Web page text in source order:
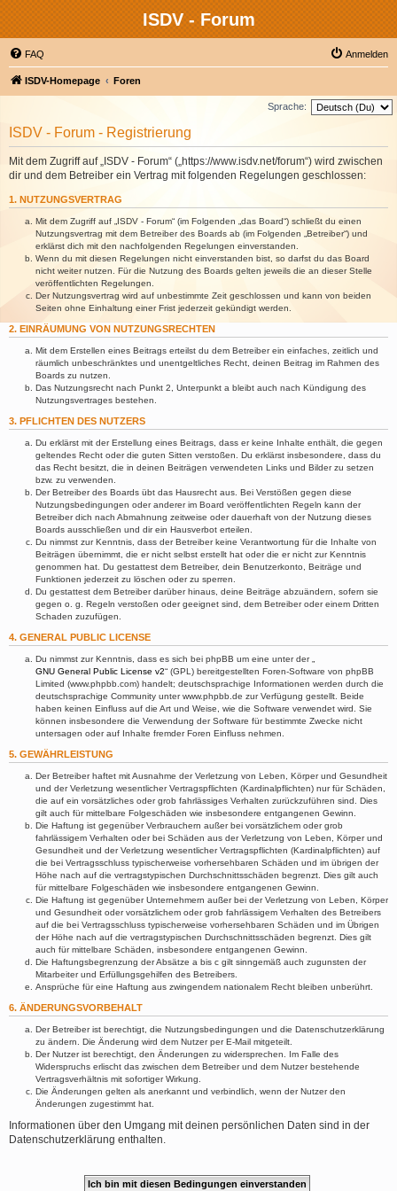
ISDV - Forum
FAQ Anmelden
ISDV-Homepage Foren
Sprache:
ISDV - Forum - Registrierung
Mit dem Zugriff auf „ISDV - Forum“ („https://www.isdv.net/forum“) wird zwischen
dir und dem Betreiber ein Vertrag mit folgenden Regelungen geschlossen:
1. NUTZUNGSVERTRAG
Mit dem Zugriff auf „ISDV - Forum“ (im Folgenden „das Board“) schließt du einen
Nutzungsvertrag mit dem Betreiber des Boards ab (im Folgenden „Betreiber“) und
erklärst dich mit den nachfolgenden Regelungen einverstanden.
Wenn du mit diesen Regelungen nicht einverstanden bist, so darfst du das Board
nicht weiter nutzen. Für die Nutzung des Boards gelten jeweils die an dieser Stelle
veröffentlichten Regelungen.
Der Nutzungsvertrag wird auf unbestimmte Zeit geschlossen und kann von beiden
Seiten ohne Einhaltung einer Frist jederzeit gekündigt werden.
2. EINRÄUMUNG VON NUTZUNGSRECHTEN
Mit dem Erstellen eines Beitrags erteilst du dem Betreiber ein einfaches, zeitlich und
räumlich unbeschränktes und unentgeltliches Recht, deinen Beitrag im Rahmen des
Boards zu nutzen.
Das Nutzungsrecht nach Punkt 2, Unterpunkt a bleibt auch nach Kündigung des
Nutzungsvertrages bestehen.
3. PFLICHTEN DES NUTZERS
Du erklärst mit der Erstellung eines Beitrags, dass er keine Inhalte enthält, die gegen
geltendes Recht oder die guten Sitten verstoßen. Du erklärst insbesondere, dass du
das Recht besitzt, die in deinen Beiträgen verwendeten Links und Bilder zu setzen
bzw. zu verwenden.
Der Betreiber des Boards übt das Hausrecht aus. Bei Verstößen gegen diese
Nutzungsbedingungen oder anderer im Board veröffentlichten Regeln kann der
Betreiber dich nach Abmahnung zeitweise oder dauerhaft von der Nutzung dieses
Boards ausschließen und dir ein Hausverbot erteilen.
Du nimmst zur Kenntnis, dass der Betreiber keine Verantwortung für die Inhalte von
Beiträgen übernimmt, die er nicht selbst erstellt hat oder die er nicht zur Kenntnis
genommen hat. Du gestattest dem Betreiber, dein Benutzerkonto, Beiträge und
Funktionen jederzeit zu löschen oder zu sperren.
Du gestattest dem Betreiber darüber hinaus, deine Beiträge abzuändern, sofern sie
gegen o. g. Regeln verstoßen oder geeignet sind, dem Betreiber oder einem Dritten
Schaden zuzufügen.
4. GENERAL PUBLIC LICENSE
Du nimmst zur Kenntnis, dass es sich bei phpBB um eine unter der „
GNU General Public License v2“ (GPL) bereitgestellten Foren-Software von phpBB
Limited (www.phpbb.com) handelt; deutschsprachige Informationen werden durch die
deutschsprachige Community unter www.phpbb.de zur Verfügung gestellt. Beide
haben keinen Einfluss auf die Art und Weise, wie die Software verwendet wird. Sie
können insbesondere die Verwendung der Software für bestimmte Zwecke nicht
untersagen oder auf Inhalte fremder Foren Einfluss nehmen.
5. GEWÄHRLEISTUNG
Der Betreiber haftet mit Ausnahme der Verletzung von Leben, Körper und Gesundheit
und der Verletzung wesentlicher Vertragspflichten (Kardinalpflichten) nur für Schäden,
die auf ein vorsätzliches oder grob fahrlässiges Verhalten zurückzuführen sind. Dies
gilt auch für mittelbare Folgeschäden wie insbesondere entgangenen Gewinn.
Die Haftung ist gegenüber Verbrauchern außer bei vorsätzlichem oder grob
fahrlässigem Verhalten oder bei Schäden aus der Verletzung von Leben, Körper und
Gesundheit und der Verletzung wesentlicher Vertragspflichten (Kardinalpflichten) auf
die bei Vertragsschluss typischerweise vorhersehbaren Schäden und im übrigen der
Höhe nach auf die vertragstypischen Durchschnittsschäden begrenzt. Dies gilt auch
für mittelbare Folgeschäden wie insbesondere entgangenen Gewinn.
Die Haftung ist gegenüber Unternehmern außer bei der Verletzung von Leben, Körper
und Gesundheit oder vorsätzlichem oder grob fahrlässigem Verhalten des Betreibers
auf die bei Vertragsschluss typischerweise vorhersehbaren Schäden und im Übrigen
der Höhe nach auf die vertragstypischen Durchschnittsschäden begrenzt. Dies gilt
auch für mittelbare Schäden, insbesondere entgangenen Gewinn.
Die Haftungsbegrenzung der Absätze a bis c gilt sinngemäß auch zugunsten der
Mitarbeiter und Erfüllungsgehilfen des Betreibers.
Ansprüche für eine Haftung aus zwingendem nationalem Recht bleiben unberührt.
6. ÄNDERUNGSVORBEHALT
Der Betreiber ist berechtigt, die Nutzungsbedingungen und die Datenschutzerklärung
zu ändern. Die Änderung wird dem Nutzer per E-Mail mitgeteilt.
Der Nutzer ist berechtigt, den Änderungen zu widersprechen. Im Falle des
Widerspruchs erlischt das zwischen dem Betreiber und dem Nutzer bestehende
Vertragsverhältnis mit sofortiger Wirkung.
Die Änderungen gelten als anerkannt und verbindlich, wenn der Nutzer den
Änderungen zugestimmt hat.
Informationen über den Umgang mit deinen persönlichen Daten sind in der
Datenschutzerklärung enthalten.